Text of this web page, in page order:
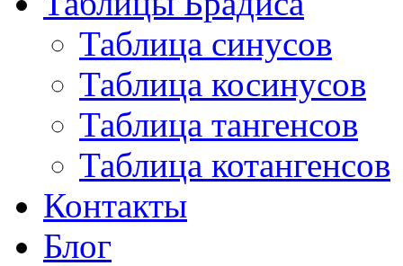
Таблица синусов
Таблица косинусов
Таблица тангенсов
Таблица котангенсов
Контакты
Блог